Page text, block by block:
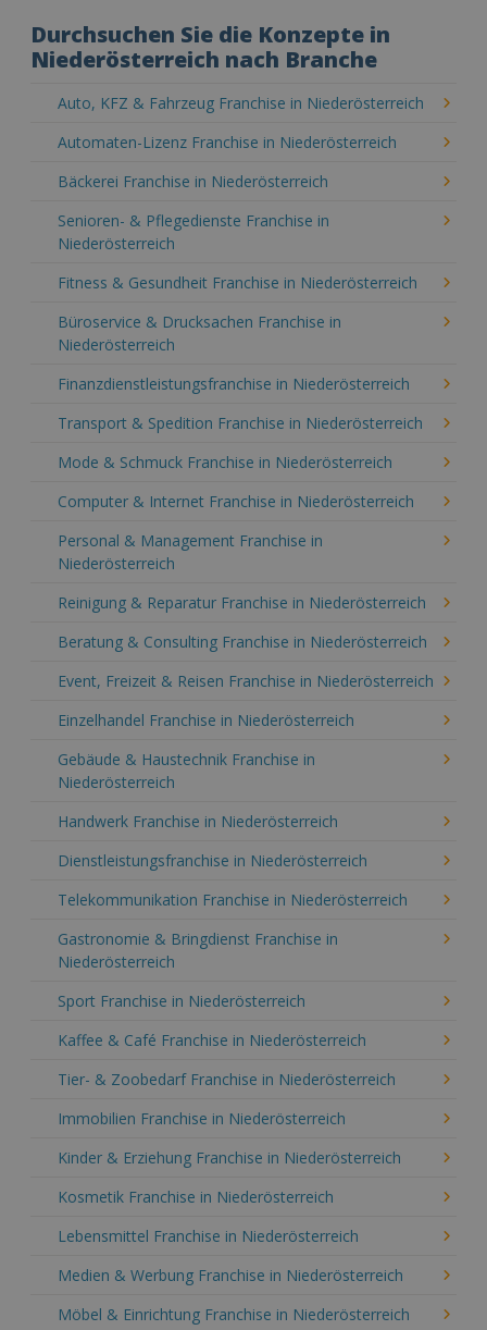
Durchsuchen Sie die Konzepte in
Niederösterreich nach Branche
Auto, KFZ & Fahrzeug Franchise in Niederösterreich
Automaten-Lizenz Franchise in Niederösterreich
Bäckerei Franchise in Niederösterreich
Senioren- & Pflegedienste Franchise in
Niederösterreich
Fitness & Gesundheit Franchise in Niederösterreich
Büroservice & Drucksachen Franchise in
Niederösterreich
Finanzdienstleistungsfranchise in Niederösterreich
Transport & Spedition Franchise in Niederösterreich
Mode & Schmuck Franchise in Niederösterreich
Computer & Internet Franchise in Niederösterreich
Personal & Management Franchise in
Niederösterreich
Reinigung & Reparatur Franchise in Niederösterreich
Beratung & Consulting Franchise in Niederösterreich
Event, Freizeit & Reisen Franchise in Niederösterreich
Einzelhandel Franchise in Niederösterreich
Gebäude & Haustechnik Franchise in
Niederösterreich
Handwerk Franchise in Niederösterreich
Dienstleistungsfranchise in Niederösterreich
Telekommunikation Franchise in Niederösterreich
Gastronomie & Bringdienst Franchise in
Niederösterreich
Sport Franchise in Niederösterreich
Kaffee & Café Franchise in Niederösterreich
Tier- & Zoobedarf Franchise in Niederösterreich
Immobilien Franchise in Niederösterreich
Kinder & Erziehung Franchise in Niederösterreich
Kosmetik Franchise in Niederösterreich
Lebensmittel Franchise in Niederösterreich
Medien & Werbung Franchise in Niederösterreich
Möbel & Einrichtung Franchise in Niederösterreich